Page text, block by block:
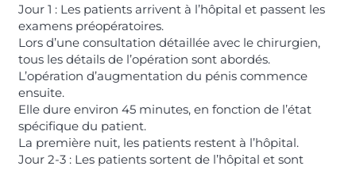
Jour 1 : Les patients arrivent à l’hôpital et passent les
examens préopératoires.
Lors d’une consultation détaillée avec le chirurgien,
tous les détails de l’opération sont abordés.
L’opération d’augmentation du pénis commence
ensuite.
Elle dure environ 45 minutes, en fonction de l’état
spécifique du patient.
La première nuit, les patients restent à l’hôpital.
Jour 2-3 : Les patients sortent de l’hôpital et sont